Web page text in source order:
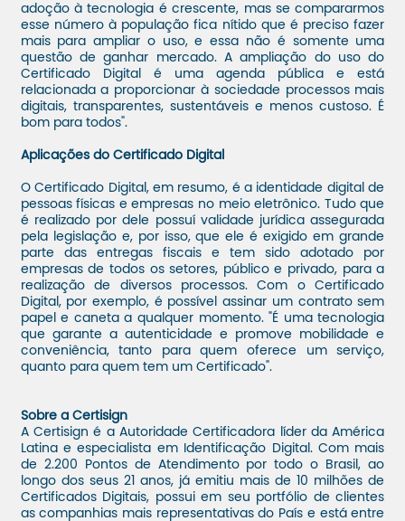
adoção à tecnologia é crescente, mas se compararmos
esse número à população fica nítido que é preciso fazer
mais para ampliar o uso, e essa não é somente uma
questão de ganhar mercado. A ampliação do uso do
Certificado Digital é uma agenda pública e está
relacionada a proporcionar à sociedade processos mais
digitais, transparentes, sustentáveis e menos custoso. É
bom para todos".
Aplicações do Certificado Digital
O Certificado Digital, em resumo, é a identidade digital de
pessoas físicas e empresas no meio eletrônico. Tudo que
é realizado por dele possuí validade jurídica assegurada
pela legislação e, por isso, que ele é exigido em grande
parte das entregas fiscais e tem sido adotado por
empresas de todos os setores, público e privado, para a
realização de diversos processos. Com o Certificado
Digital, por exemplo, é possível assinar um contrato sem
papel e caneta a qualquer momento. "É uma tecnologia
que garante a autenticidade e promove mobilidade e
conveniência, tanto para quem oferece um serviço,
quanto para quem tem um Certificado".
Sobre a Certisign
A Certisign é a Autoridade Certificadora líder da América
Latina e especialista em Identificação Digital. Com mais
de 2.200 Pontos de Atendimento por todo o Brasil, ao
longo dos seus 21 anos, já emitiu mais de 10 milhões de
Certificados Digitais, possui em seu portfólio de clientes
as companhias mais representativas do País e está entre